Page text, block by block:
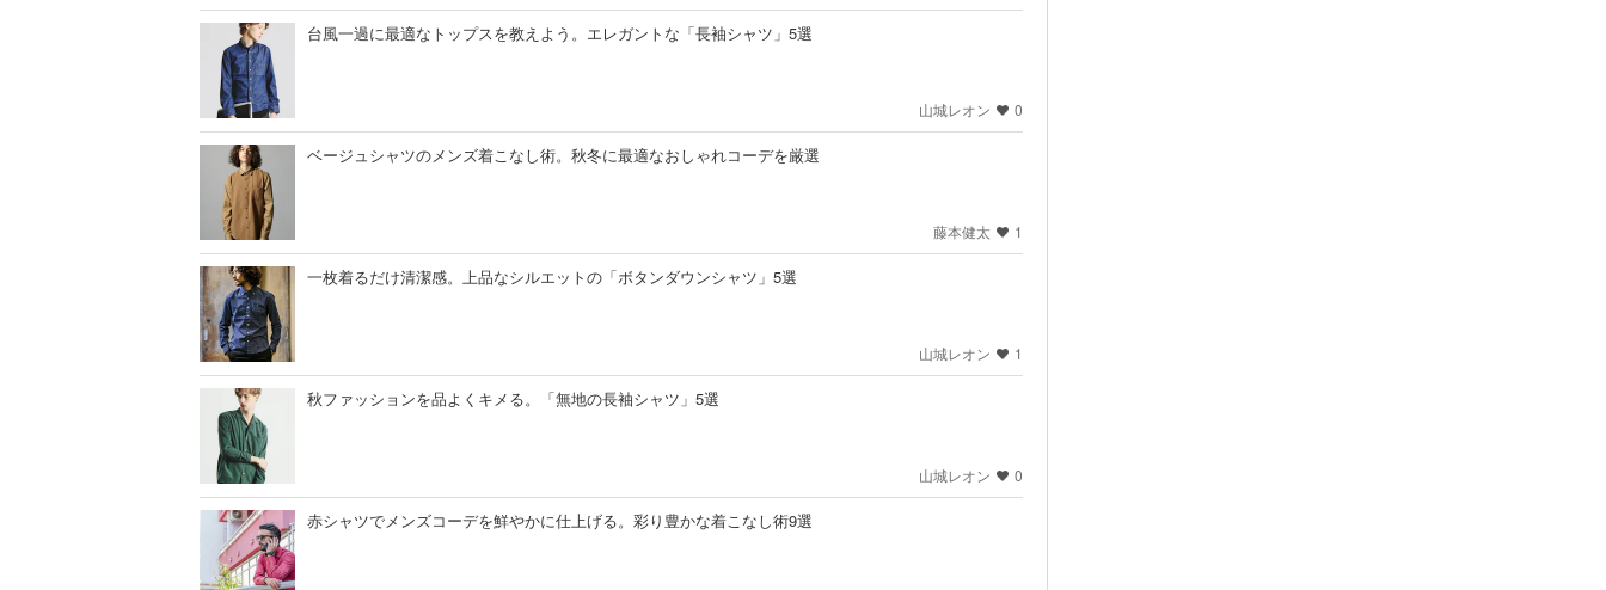
台風一過に最適なトップスを教えよう。エレガントな「長袖シャツ」5選
山城レオン 0
ベージュシャツのメンズ着こなし術。秋冬に最適なおしゃれコーデを厳選
藤本健太 1
一枚着るだけ清潔感。上品なシルエットの「ボタンダウンシャツ」5選
山城レオン 1
秋ファッションを品よくキメる。「無地の長袖シャツ」5選
山城レオン 0
赤シャツでメンズコーデを鮮やかに仕上げる。彩り豊かな着こなし術9選